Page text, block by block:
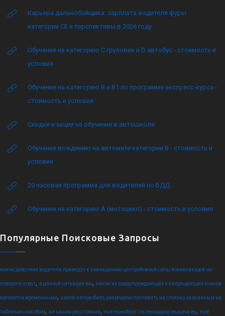
Карьера дальнобойщика: зарплата водителя фуры
категории CE и перспективы в 2026 году
Обучение на категорию C грузовик и D автобус - стоимость и
условия
Обучение на категорию B и B1 по программе экспресс-курса -
стоимость и условия
Скидки и акции на обучение в автошколе
Обучение вождению на автомате категории B - стоимость и
условия
20 часовая программа для водителей по БДД
Обучение на категорию А (мотоцикл) - стоимость и условия
Популярные Поисковые Запросы
какие действия водителя приведут к уменьшению центробежной силы возникающей на
повороте ответ, в данной ситуации вы, какие из предупреждающих и запрещающих знаков
являются временными, какой автомобиль разрешено поставить на стоянку указанным на
табличке способом, на каком расстоянии, екатеринбург гостехнадзор выдача ву, при